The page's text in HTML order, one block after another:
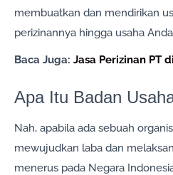
membuatkan dan mendirikan
perizinannya hingga usaha
Baca Juga: Jasa Perizinan PT
Apa Itu Badan
Nah, apabila ada sebuah
mewujudkan laba dan
menerus pada Negara